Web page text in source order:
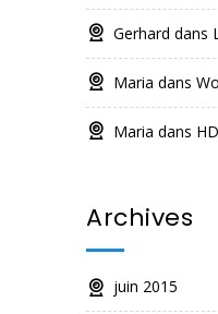
Gerhard dans
Maria dans
Maria dans
Archives
juin 2015